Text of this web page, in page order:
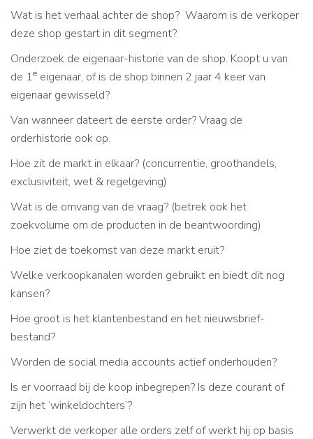
Wat is het verhaal achter de shop? Waarom is de verkoper
deze shop gestart in dit segment?
Onderzoek de eigenaar-historie van de shop. Koopt u van
de 1e eigenaar, of is de shop binnen 2 jaar 4 keer van
eigenaar gewisseld?
Van wanneer dateert de eerste order? Vraag de
orderhistorie ook op.
Hoe zit de markt in elkaar? (concurrentie, groothandels,
exclusiviteit, wet & regelgeving)
Wat is de omvang van de vraag? (betrek ook het
zoekvolume om de producten in de beantwoording)
Hoe ziet de toekomst van deze markt eruit?
Welke verkoopkanalen worden gebruikt en biedt dit nog
kansen?
Hoe groot is het klantenbestand en het nieuwsbrief-
bestand?
Worden de social media accounts actief onderhouden?
Is er voorraad bij de koop inbegrepen? Is deze courant of
zijn het ‘winkeldochters’?
Verwerkt de verkoper alle orders zelf of werkt hij op basis